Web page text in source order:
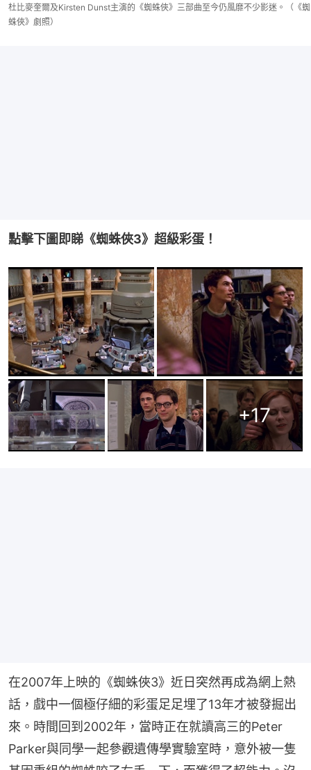
杜比麥奎爾及Kirsten Dunst主演的《蜘蛛俠》三部曲至今仍風靡不少影迷。（《蜘
蛛俠》劇照）
點擊下圖即睇《蜘蛛俠3》超級彩蛋！
+17
在2007年上映的《蜘蛛俠3》近日突然再成為網上熱
話，戲中一個極仔細的彩蛋足足埋了13年才被發掘出
來。時間回到2002年，當時正在就讀高三的Peter
Parker與同學一起參觀遺傳學實驗室時，意外被一隻